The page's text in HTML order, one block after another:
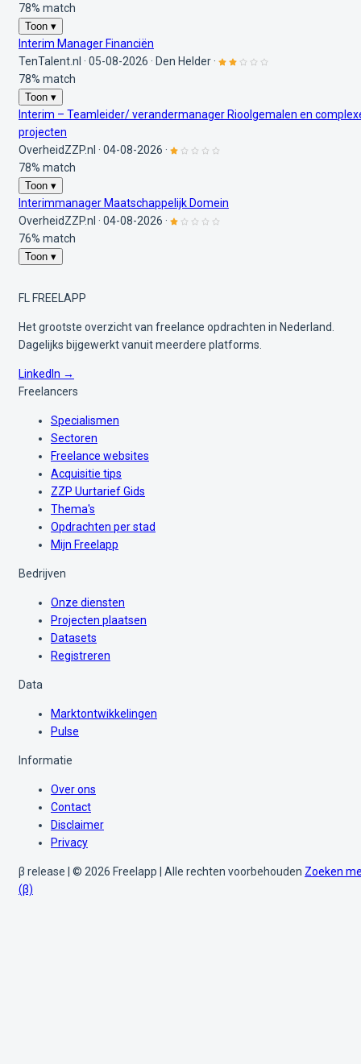
78% match
Toon ▾
Interim Manager Financiën
TenTalent.nl · 05-08-2026 · Den Helder ·
78% match
Toon ▾
Interim – Teamleider/ verandermanager Rioolgemalen en
projecten
OverheidZZP.nl · 04-08-2026 ·
78% match
Toon ▾
Interimmanager Maatschappelijk Domein
OverheidZZP.nl · 04-08-2026 ·
76% match
Toon ▾
FL FREELAPP
Het grootste overzicht van freelance opdrachten in Nederland.
Dagelijks bijgewerkt vanuit meerdere platforms.
LinkedIn →
Freelancers
Specialismen
Sectoren
Freelance websites
Acquisitie tips
ZZP Uurtarief Gids
Thema's
Opdrachten per stad
Mijn Freelapp
Bedrijven
Onze diensten
Projecten plaatsen
Datasets
Registreren
Data
Marktontwikkelingen
Pulse
Informatie
Over ons
Contact
Disclaimer
Privacy
β release | © 2026 Freelapp | Alle rechten voorbehouden Zoeken
(β)